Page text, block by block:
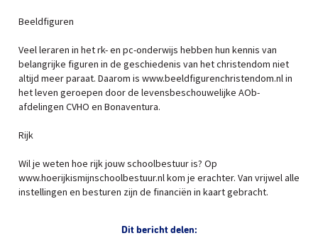
Beeldfiguren
Veel leraren in het rk- en pc-onderwijs hebben hun kennis van
belangrijke figuren in de geschiedenis van het christendom niet
altijd meer paraat. Daarom is www.beeldfigurenchristendom.nl in
het leven geroepen door de levensbeschouwelijke AOb-
afdelingen CVHO en Bonaventura.
Rijk
Wil je weten hoe rijk jouw schoolbestuur is? Op
www.hoerijkismijnschoolbestuur.nl kom je erachter. Van vrijwel alle
instellingen en besturen zijn de financiën in kaart gebracht.
Dit bericht delen: